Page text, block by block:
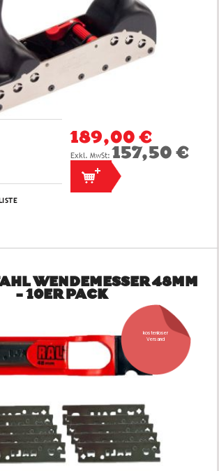
189,00 €
157,50 €
WENDEMESSER 48MM
- 10ER PACK
kostenloser
Versand